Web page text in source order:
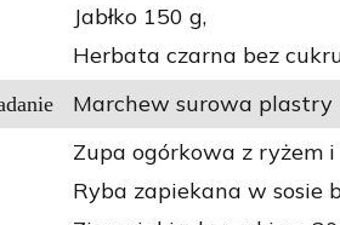
Jabłko 150 g,
Herbata czarna bez
Marchew surowa plastry
Zupa ogórkowa z ryżem
Ryba zapiekana w sosie